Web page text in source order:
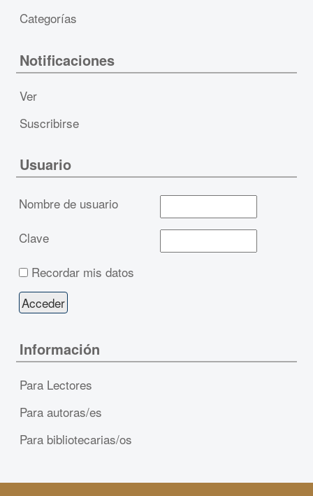
Categorías
Notificaciones
Ver
Suscribirse
Usuario
Nombre de usuario
Clave
Recordar mis datos
Información
Para Lectores
Para autoras/es
Para bibliotecarias/os